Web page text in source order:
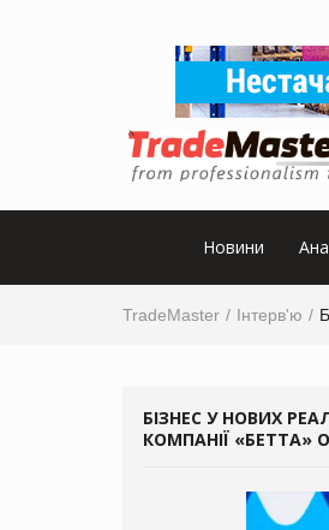
Новини
TradeMaster Інтерв'ю
БІЗНЕС У НОВИХ
КОМПАНІЇ «БЕТТА»